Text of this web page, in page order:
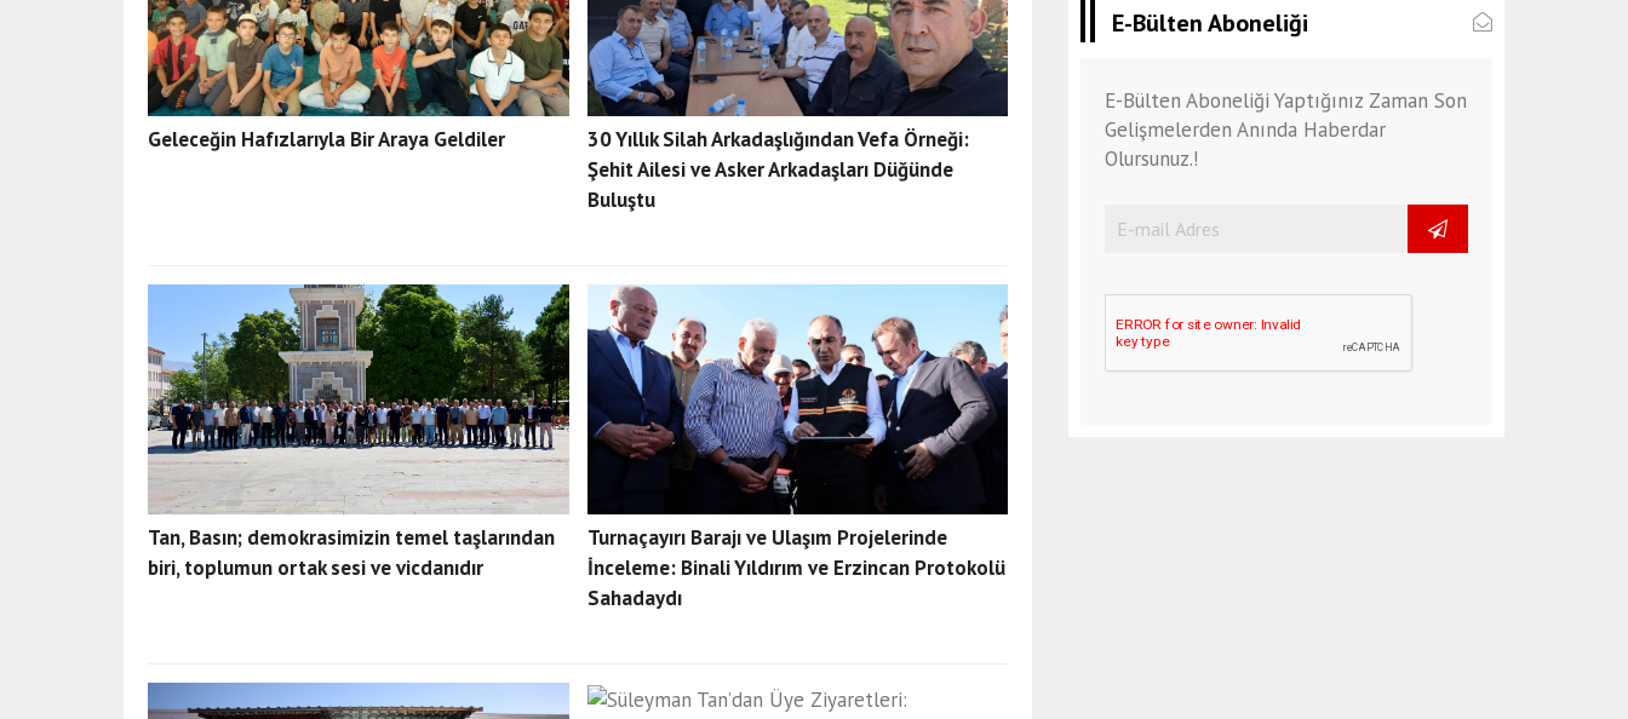
Geleceğin Hafızlarıyla Bir Araya Geldiler
30 Yıllık Silah Arkadaşlığından Vefa Örneği:
Şehit Ailesi ve Asker Arkadaşları Düğünde
Buluştu
Tan, Basın; demokrasimizin temel taşlarından
biri, toplumun ortak sesi ve vicdanıdır
Turnaçayırı Barajı ve Ulaşım Projelerinde
İnceleme: Binali Yıldırım ve Erzincan Protokolü
Sahadaydı
E-Bülten Aboneliği
E-Bülten Aboneliği Yaptığınız Zaman Son
Gelişmelerden Anında Haberdar
Olursunuz.!